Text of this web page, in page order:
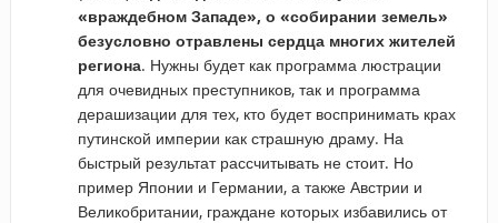
«враждебном Западе», о «собирании земель»
безусловно отравлены сердца многих жителей
региона. Нужны будет как программа люстрации
для очевидных преступников, так и программа
дерашизации для тех, кто будет воспринимать крах
путинской империи как страшную драму. На
быстрый результат рассчитывать не стоит. Но
пример Японии и Германии, а также Австрии и
Великобритании, граждане которых избавились от